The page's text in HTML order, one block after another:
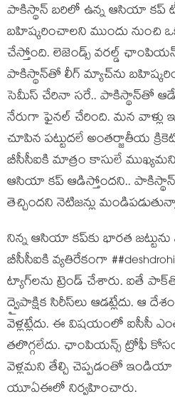
పాకిస్థాన్ బరిలో ఉన్న ఆసియా కప్
బహిష్కరించాలని ముందు నుంచి
చేస్తోంది. లెజెండ్స్ వరల్డ్
పాకిస్థాన్‌తో లీగ్ మ్యాచ్‌ను
సెమీస్ చేరినా సరే.. పాకిస్థాన్‌తో
నేరుగా ఫైనల్ చేరింది. మన వాళ్లు
చూపిన పట్టుదలే అంతర్జాతీయ
బీసీసీఐకి మాత్రం కాసులే
ఆసియా కప్ ఆడిస్తోందని..
తెచ్చిందని నెటిజన్లు
నిన్న ఆసియా కప్‌కు భారత
బీసీసీఐకి వ్యతిరేకంగా
ట్యాగ్‌లను ట్రెండ్ చేశారు. ఐతే
ద్వైపాక్షిక సిరీస్‌లు ఆడట్లేదు. ఆ
వెళ్లట్లేదు. ఈ విషయంలో ఐసీసీ
తలొగ్గలేదు. ఛాంపియన్స్ ట్రోఫీ
వెళ్లమని తేల్చి చెప్పడంతో
యూఏఈలో నిర్వహించారు.